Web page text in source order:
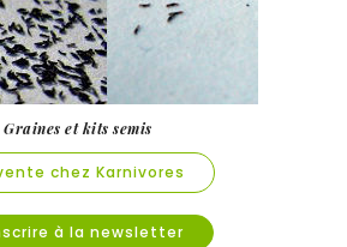
Graines et kits semis
chez Karnivores
à la newsletter